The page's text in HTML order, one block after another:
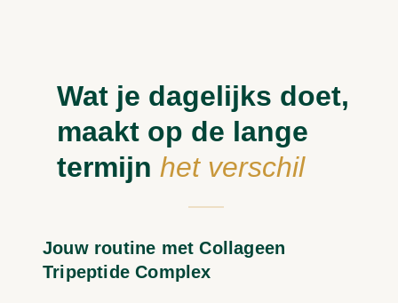
Wat je dagelijks doet,
maakt op de lange
termijn het verschil
Jouw routine met Collageen
Tripeptide Complex